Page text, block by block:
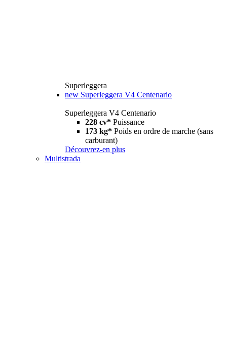
Superleggera
new Superleggera V4 Centenario
Superleggera V4 Centenario
228 cv* Puissance
173 kg* Poids en ordre de marche (sans
carburant)
Découvrez-en plus
Multistrada